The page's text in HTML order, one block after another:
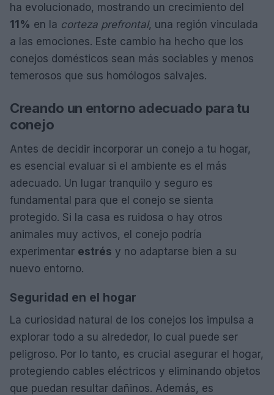
ha evolucionado, mostrando un crecimiento del
11% en la corteza prefrontal, una región vinculada
a las emociones. Este cambio ha hecho que los
conejos domésticos sean más sociables y menos
temerosos que sus homólogos salvajes.
Creando un entorno adecuado para tu
conejo
Antes de decidir incorporar un conejo a tu hogar,
es esencial evaluar si el ambiente es el más
adecuado. Un lugar tranquilo y seguro es
fundamental para que el conejo se sienta
protegido. Si la casa es ruidosa o hay otros
animales muy activos, el conejo podría
experimentar estrés y no adaptarse bien a su
nuevo entorno.
Seguridad en el hogar
La curiosidad natural de los conejos los impulsa a
explorar todo a su alrededor, lo cual puede ser
peligroso. Por lo tanto, es crucial asegurar el hogar,
protegiendo cables eléctricos y eliminando objetos
que puedan resultar dañinos. Además, es